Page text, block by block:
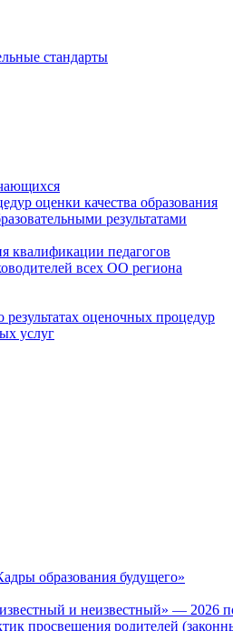
стандарты
оценки качества образования
результатами
квалификации педагогов
всех ОО региона
оценочных процедур
услуг
образования будущего»
и неизвестный» — 2026
просвещения родителей